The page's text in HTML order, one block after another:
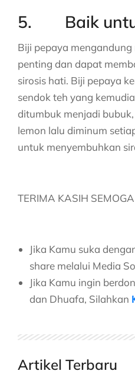
5. Baik
Biji pepaya
penting dan dapat
sirosis hati. Biji pepaya
sendok teh yang
ditumbuk menjadi
lemon lalu diminum
untuk menyembuhkan
TERIMA KASIH
Jika Kamu suka
share melalui Media
Jika Kamu ingin
dan Dhuafa, Silahkan
Artikel Terbaru